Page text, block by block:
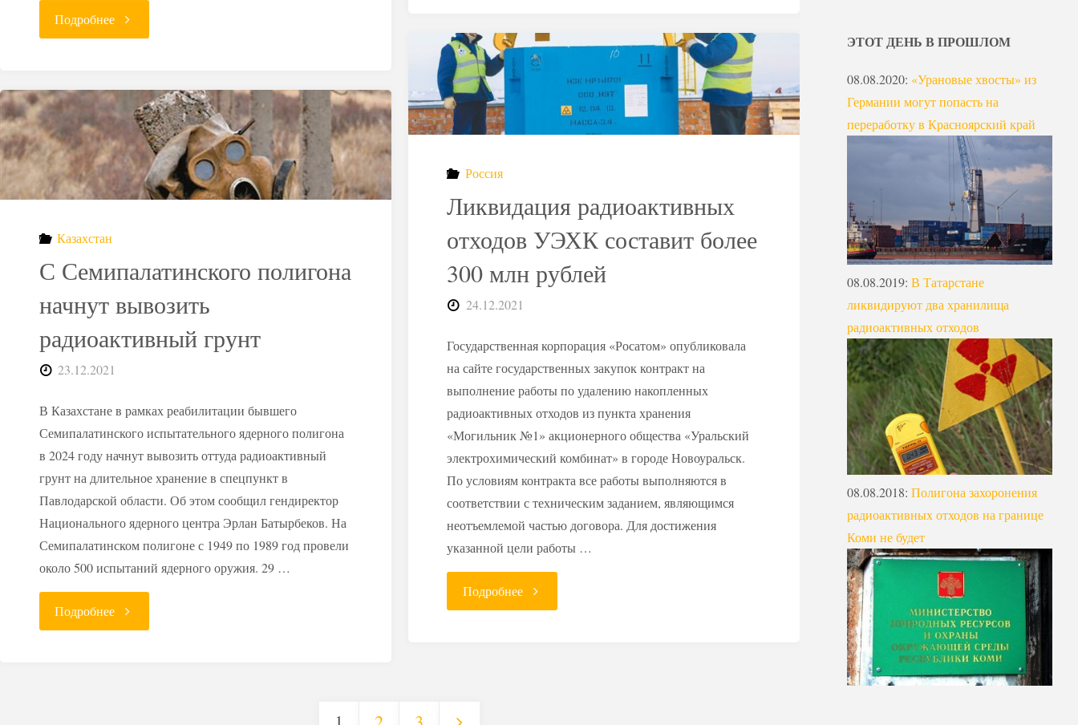
законсервируют
еще
РАО"
Подробнее"Нужно
Димитровграду
хранилище
радиоактивных Россия
Ликвидация радиоактивных
отходов УЭХК составит более
300 млн рублей
24.12.2021
Государственная корпорация «Росатом» опубликовала
на сайте государственных закупок контракт на
выполнение работы по удалению накопленных
радиоактивных отходов из пункта хранения
«Могильник №1» акционерного общества «Уральский
электрохимический комбинат» в городе Новоуральск.
По условиям контракта все работы выполняются в
соответствии с техническим заданием, являющимся
неотъемлемой частью договора. Для достижения
указанной цели работы …
Подробнее"Ликвидация
Казахстан
С Семипалатинского полигона
начнут вывозить
радиоактивный грунт
23.12.2021
В Казахстане в рамках реабилитации бывшего
Семипалатинского испытательного ядерного полигона
в 2024 году начнут вывозить оттуда радиоактивный
грунт на длительное хранение в спецпункт в
Павлодарской области. Об этом сообщил гендиректор
Национального ядерного центра Эрлан Батырбеков. На
Семипалатинском полигоне с 1949 по 1989 год провели
около 500 испытаний ядерного оружия. 29 …
Подробнее"С
ЭТОТ ДЕНЬ В ПРОШЛОМ
08.08.2020: «Урановые хвосты» из
Германии могут попасть на
переработку в Красноярский край
08.08.2019: В Татарстане
ликвидируют два хранилища
радиоактивных отходов
08.08.2018: Полигона захоронения
радиоактивных отходов на границе
Коми не будет